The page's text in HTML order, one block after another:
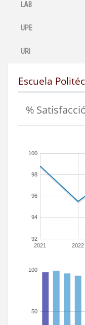
LAB
UPE
URI
Escuela
%
2021 2022
92
94
96
98
100
50
100